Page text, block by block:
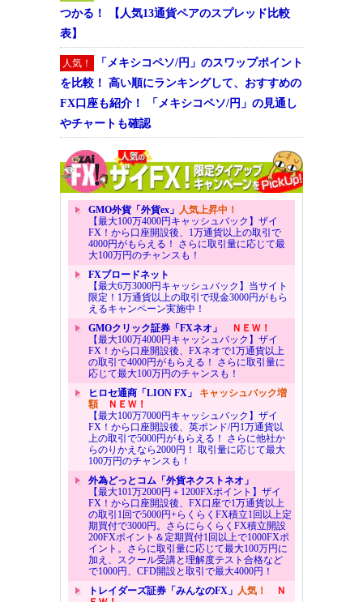
つかる！ 【人気13通貨ペアのスプレッド比較
表】
人気！
「メキシコペソ/円」のスワップポイント
を比較！ 高い順にランキングして、おすすめの
FX口座も紹介！ 「メキシコペソ/円」の見通し
やチャートも確認
GMO外貨「外貨ex」 人気上昇中！
【最大100万4000円キャッシュバック】ザイ
FX！から口座開設後、1万通貨以上の取引で
4000円がもらえる！ さらに取引量に応じて最
大100万円のチャンスも！
FXブロードネット
【最大6万3000円キャッシュバック】当サイト
限定！1万通貨以上の取引で現金3000円がもら
えるキャンペーン実施中！
GMOクリック証券「FXネオ」
ＮＥＷ！
【最大100万4000円キャッシュバック】ザイ
FX！から口座開設後、FXネオで1万通貨以上
の取引で4000円がもらえる！ さらに取引量に
応じて最大100万円のチャンスも！
ヒロセ通商「LION FX」 キャッシュバック増
額ＮＥＷ！
【最大100万7000円キャッシュバック】ザイ
FX！から口座開設後、英ポンド/円1万通貨以
上の取引で5000円がもらえる！ さらに他社か
らのりかえなら2000円！ 取引量に応じて最大
100万円のチャンスも！
外為どっとコム「外貨ネクストネオ」
【最大101万2000円＋1200FXポイント】ザイ
FX！から口座開設後、FX口座で1万通貨以上
の取引1回で5000円+らくらくFX積立1回以上定
期買付で3000円。さらにらくらくFX積立開設
200FXポイント＆定期買付1回以上で1000FXポ
イント。さらに取引量に応じて最大100万円に
加え、スクール受講と理解度テスト合格など
で1000円、CFD開設と取引で最大4000円！
トレイダーズ証券「みんなのFX」 人気！
Ｎ